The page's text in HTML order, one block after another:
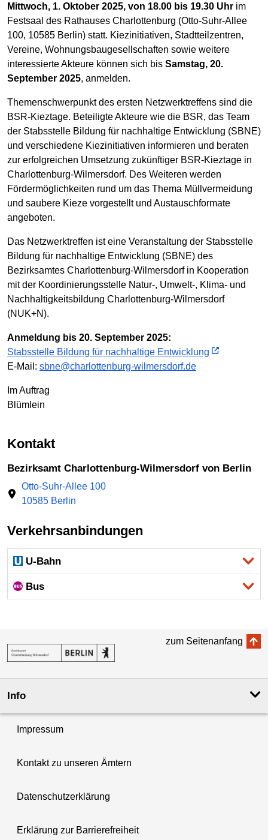
Mittwoch, 1. Oktober 2025, von 18.00 bis 19.30 Uhr im
Festsaal des Rathauses Charlottenburg (Otto-Suhr-Allee
100, 10585 Berlin) statt. Kiezinitiativen, Stadtteilzentren,
Vereine, Wohnungsbaugesellschaften sowie weitere
interessierte Akteure können sich bis Samstag, 20.
September 2025, anmelden.
Themenschwerpunkt des ersten Netzwerktreffens sind die
BSR-Kieztage. Beteiligte Akteure wie die BSR, das Team
der Stabsstelle Bildung für nachhaltige Entwicklung (SBNE)
und verschiedene Kiezinitiativen informieren und beraten
zur erfolgreichen Umsetzung zukünftiger BSR-Kieztage in
Charlottenburg-Wilmersdorf. Des Weiteren werden
Fördermöglichkeiten rund um das Thema Müllvermeidung
und saubere Kieze vorgestellt und Austauschformate
angeboten.
Das Netzwerktreffen ist eine Veranstaltung der Stabsstelle
Bildung für nachhaltige Entwicklung (SBNE) des
Bezirksamtes Charlottenburg-Wilmersdorf in Kooperation
mit der Koordinierungsstelle Natur-, Umwelt-, Klima- und
Nachhaltigkeitsbildung Charlottenburg-Wilmersdorf
(NUK+N).
Anmeldung bis 20. September 2025:
Stabsstelle Bildung für nachhaltige Entwicklung
E-Mail: sbne@charlottenburg-wilmersdorf.de
Im Auftrag
Blümlein
Kontakt
Bezirksamt Charlottenburg-Wilmersdorf von Berlin
Otto-Suhr-Allee 100
10585 Berlin
Verkehrsanbindungen
U-Bahn
Bus
zum Seitenanfang
Info
Impressum
Kontakt zu unseren Ämtern
Datenschutzerklärung
Erklärung zur Barrierefreiheit